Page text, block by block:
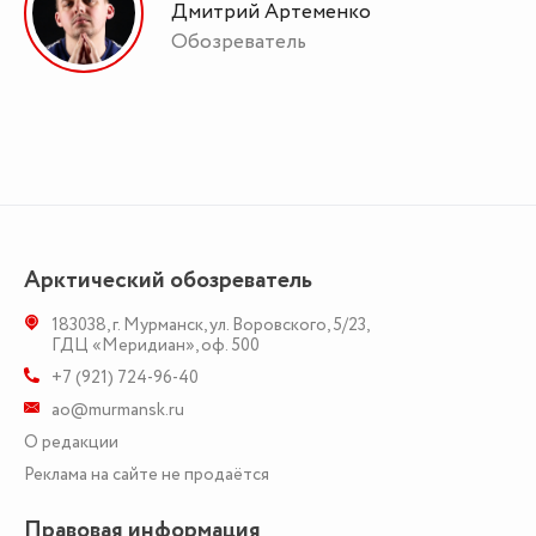
Дмитрий Артеменко
Обозреватель
Арктический обозреватель
183038,г. Мурманск,ул. Воровского, 5/23,
ГДЦ «Меридиан», оф. 500
+7 (921) 724-96-40
ao@murmansk.ru
О редакции
Реклама на сайте не продаётся